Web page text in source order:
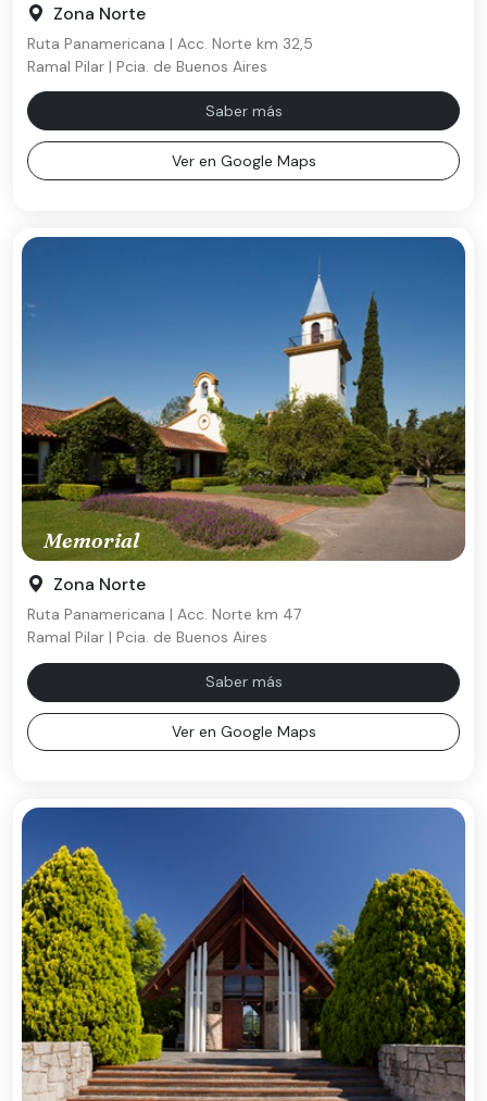
Zona Norte
Ruta Panamericana | Acc. Norte km 32,5
Ramal Pilar | Pcia. de Buenos Aires
Saber más
Ver en Google Maps
Memorial
Zona Norte
Ruta Panamericana | Acc. Norte km 47
Ramal Pilar | Pcia. de Buenos Aires
Saber más
Ver en Google Maps